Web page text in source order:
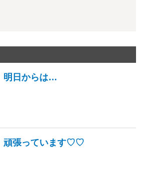
明日からは…
頑張っています♡♡